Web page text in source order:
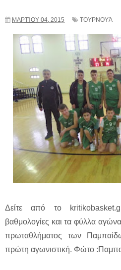
ΜΑΡΤΊΟΥ 04, 2015 ΤΟΥΡΝΟΥΆ
Δείτε από το
βαθμολογίες και τα φύλλα
πρωταθλήματος των
πρώτη αγωνιστική. Φώτο